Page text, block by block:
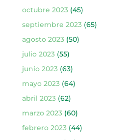
octubre 2023(45)
septiembre 2023(65)
agosto 2023(50)
julio 2023(55)
junio 2023(63)
mayo 2023(64)
abril 2023(62)
marzo 2023(60)
febrero 2023(44)